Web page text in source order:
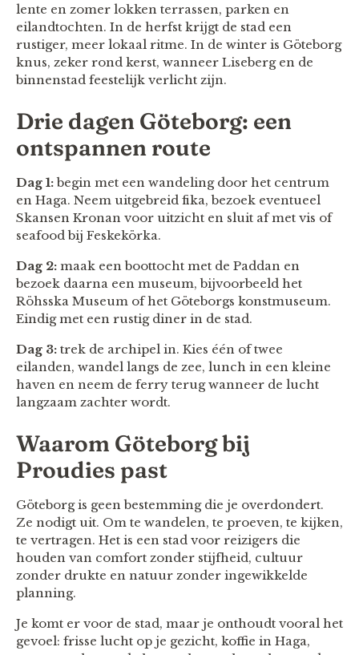
lente en zomer lokken terrassen, parken en
eilandtochten. In de herfst krijgt de stad een
rustiger, meer lokaal ritme. In de winter is Göteborg
knus, zeker rond kerst, wanneer Liseberg en de
binnenstad feestelijk verlicht zijn.
Drie dagen Göteborg: een
ontspannen route
Dag 1:begin met een wandeling door het centrum
en Haga. Neem uitgebreid fika, bezoek eventueel
Skansen Kronan voor uitzicht en sluit af met vis of
seafood bij Feskekörka.
Dag 2: maak een boottocht met de Paddan en
bezoek daarna een museum, bijvoorbeeld het
Röhsska Museum of het Göteborgs konstmuseum.
Eindig met een rustig diner in de stad.
Dag 3: trek de archipel in. Kies één of twee
eilanden, wandel langs de zee, lunch in een kleine
haven en neem de ferry terug wanneer de lucht
langzaam zachter wordt.
Waarom Göteborg bij
Proudies past
Göteborg is geen bestemming die je overdondert.
Ze nodigt uit. Om te wandelen, te proeven, te kijken,
te vertragen. Het is een stad voor reizigers die
houden van comfort zonder stijfheid, cultuur
zonder drukte en natuur zonder ingewikkelde
planning.
Je komt er voor de stad, maar je onthoudt vooral het
gevoel: frisse lucht op je gezicht, koffie in Haga,